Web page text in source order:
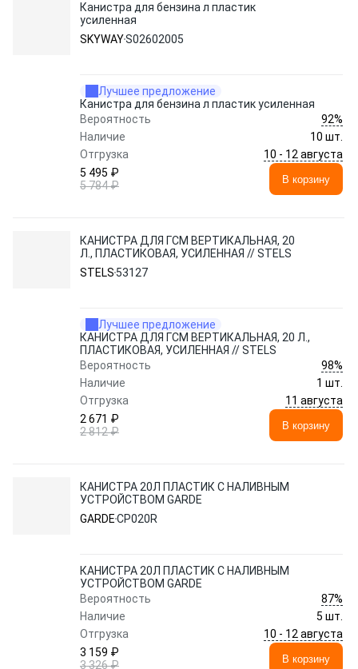
Канистра для бензина л пластик
усиленная
SKYWAYS02602005
Лучшее предложение
Канистра для бензина л пластик усиленная
Вероятность
92%
Наличие
10 шт.
Отгрузка
10 - 12 августа
5 495 ₽
5 784 ₽
В корзину
КАНИСТРА ДЛЯ ГСМ ВЕРТИКАЛЬНАЯ, 20
Л., ПЛАСТИКОВАЯ, УСИЛЕННАЯ // STELS
STELS 53127
Лучшее предложение
КАНИСТРА ДЛЯ ГСМ ВЕРТИКАЛЬНАЯ, 20 Л.,
ПЛАСТИКОВАЯ, УСИЛЕННАЯ // STELS
Вероятность
98%
Наличие
1 шт.
Отгрузка
11 августа
2 671 ₽
2 812 ₽
В корзину
КАНИСТРА 20Л ПЛАСТИК С НАЛИВНЫМ
УСТРОЙСТВОМ GARDE
GARDECP020R
КАНИСТРА 20Л ПЛАСТИК С НАЛИВНЫМ
УСТРОЙСТВОМ GARDE
Вероятность
87%
Наличие
5 шт.
Отгрузка
10 - 12 августа
3 159 ₽
3 326 ₽
В корзину